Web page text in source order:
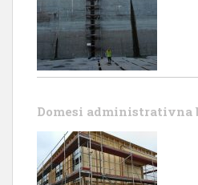
Domesi administrativna